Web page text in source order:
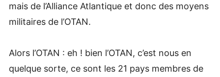
mais de l’Alliance Atlantique et donc des moyens
militaires de l’OTAN.
Alors l’OTAN : eh ! bien l’OTAN, c’est nous en
quelque sorte, ce sont les 21 pays membres de